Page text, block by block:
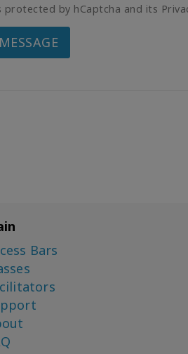
protected by hCaptcha and its
Bars